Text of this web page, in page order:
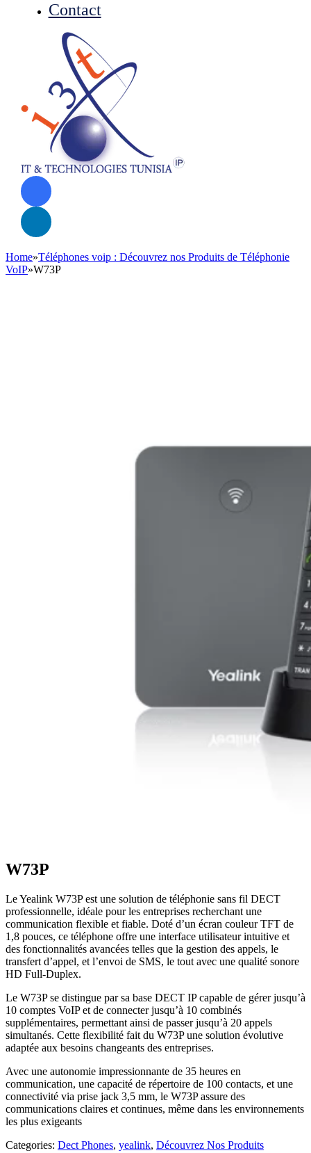
Contact
Home»Téléphones voip : Découvrez nos Produits de Téléphonie
VoIP»W73P
W73P
Le Yealink W73P est une solution de téléphonie sans fil DECT
professionnelle, idéale pour les entreprises recherchant une
communication flexible et fiable. Doté d’un écran couleur TFT de
1,8 pouces, ce téléphone offre une interface utilisateur intuitive et
des fonctionnalités avancées telles que la gestion des appels, le
transfert d’appel, et l’envoi de SMS, le tout avec une qualité sonore
HD Full-Duplex.
Le W73P se distingue par sa base DECT IP capable de gérer jusqu’à
10 comptes VoIP et de connecter jusqu’à 10 combinés
supplémentaires, permettant ainsi de passer jusqu’à 20 appels
simultanés. Cette flexibilité fait du W73P une solution évolutive
adaptée aux besoins changeants des entreprises.
Avec une autonomie impressionnante de 35 heures en
communication, une capacité de répertoire de 100 contacts, et une
connectivité via prise jack 3,5 mm, le W73P assure des
communications claires et continues, même dans les environnements
les plus exigeants
Categories: Dect Phones, yealink, Découvrez Nos Produits